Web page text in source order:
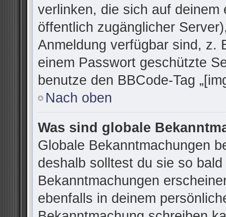
verlinken, die sich auf
öffentlich zugänglicher
Anmeldung verfügbar sind, z.
einem Passwort geschützte
benutze den BBCode-Tag
Nach oben
Was sind globale
Globale Bekanntmachungen
deshalb solltest du sie so
Bekanntmachungen
ebenfalls in deinem